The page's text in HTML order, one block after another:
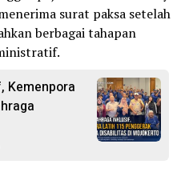
surat paksa setelah
berbagai tahapan
Kemenpora